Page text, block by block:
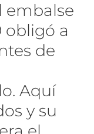
embalse
obligó a
de
Aquí
y su